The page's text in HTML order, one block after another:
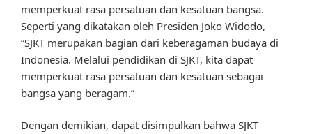
memperkuat rasa persatuan dan kesatuan bangsa.
Seperti yang dikatakan oleh Presiden Joko Widodo,
“SJKT merupakan bagian dari keberagaman budaya di
Indonesia. Melalui pendidikan di SJKT, kita dapat
memperkuat rasa persatuan dan kesatuan sebagai
bangsa yang beragam.”
Dengan demikian, dapat disimpulkan bahwa SJKT